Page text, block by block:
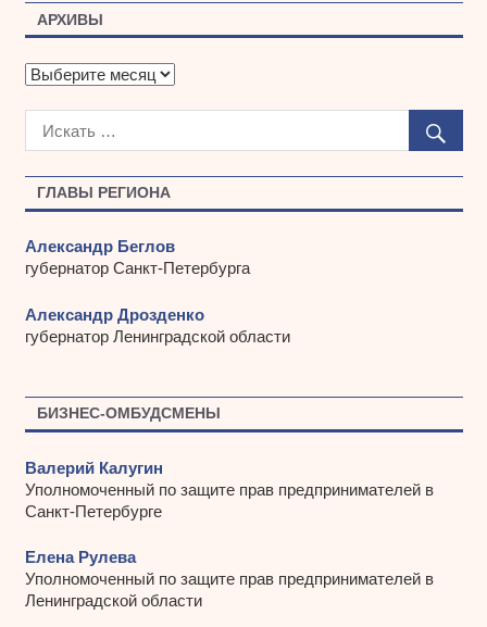
ГЛАВЫ РЕГИОНА
Александр Беглов
губернатор Санкт-Петербурга
Александр Дрозденко
губернатор Ленинградской области
БИЗНЕС-ОМБУДСМЕНЫ
Валерий Калугин
Уполномоченный по защите прав предпринимателей в
Санкт-Петербурге
Елена Рулева
Уполномоченный по защите прав предпринимателей в
Ленинградской области
АРХИВЫ
А
х
ы